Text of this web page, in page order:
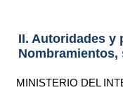
II. Autoridades y
MINISTERIO DEL